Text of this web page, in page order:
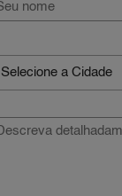
Selecione a Cidade